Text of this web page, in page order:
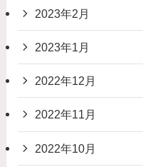
2023年2月
2023年1月
2022年12月
2022年11月
2022年10月